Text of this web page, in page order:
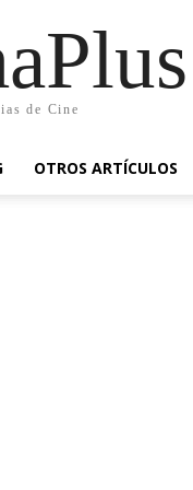
de Cine
OTROS ARTÍCULOS